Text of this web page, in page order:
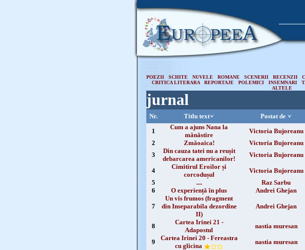
POEZII SCHITE NUVELE ROMANE SCENERII RECENZII
CRITICA LITERARA
REPORTAJE POLEMICI INSEMNARI
ALTELE
jurnal
Nr. Titlu text Postat de
1
Cum a ajuns Nana la
mânăstire
Victoria Bujoreanu
2
Zmăoaica! Victoria Bujoreanu
3
Din cauza tatei nu a reușit
debarcarea americanilor!
Victoria Bujoreanu
4
Cimitirul Eroilor și
corcodușul
Victoria Bujoreanu
5
.... Raz Sarbu
6
O experiență în plus Andrei Ghejan
7
Un vis frumos (fragment
din Inseparabila dezordine
II)
Andrei Ghejan
8
Cartea Irinei 21 -
Adapostul
nastia muresan
9
Cartea Irinei 20 - Fereastra
cu glicina
nastia muresan